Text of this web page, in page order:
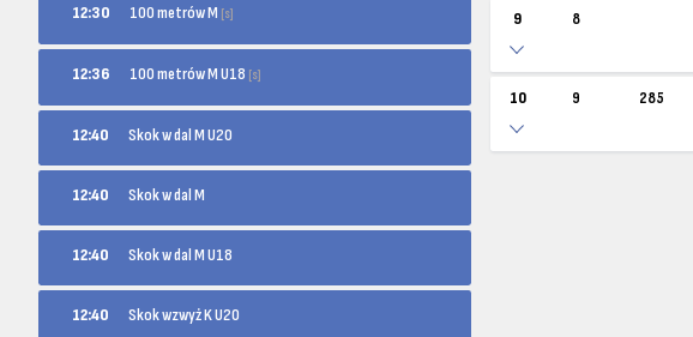
12:30 100 metrów M [s]
12:36 100 metrów M U18 [s]
12:40 Skok w dal M U20
12:40 Skok w dal M
12:40 Skok w dal M U18
12:40 Skok wzwyż K U20
9 8
10 9 285